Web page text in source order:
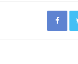
Facebook